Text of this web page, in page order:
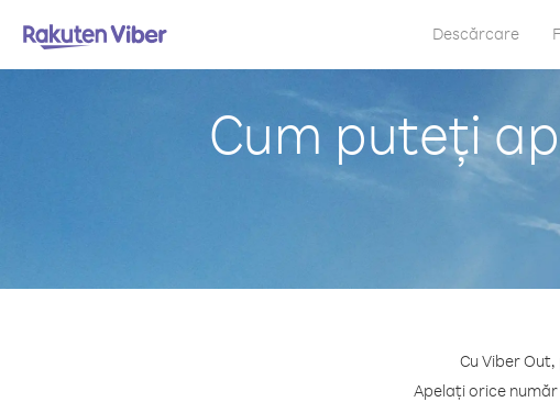
Descărcare
Cum puteți
Cu Viber
Apelați orice